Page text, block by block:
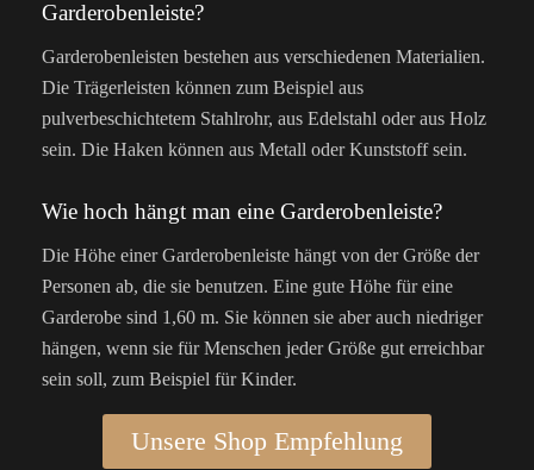
Garderobenleiste?
Garderobenleisten bestehen aus verschiedenen Materialien.
Die Trägerleisten können zum Beispiel aus
pulverbeschichtetem Stahlrohr, aus Edelstahl oder aus Holz
sein. Die Haken können aus Metall oder Kunststoff sein.
Wie hoch hängt man eine Garderobenleiste?
Die Höhe einer Garderobenleiste hängt von der Größe der
Personen ab, die sie benutzen. Eine gute Höhe für eine
Garderobe sind 1,60 m. Sie können sie aber auch niedriger
hängen, wenn sie für Menschen jeder Größe gut erreichbar
sein soll, zum Beispiel für Kinder.
Unsere Shop Empfehlung